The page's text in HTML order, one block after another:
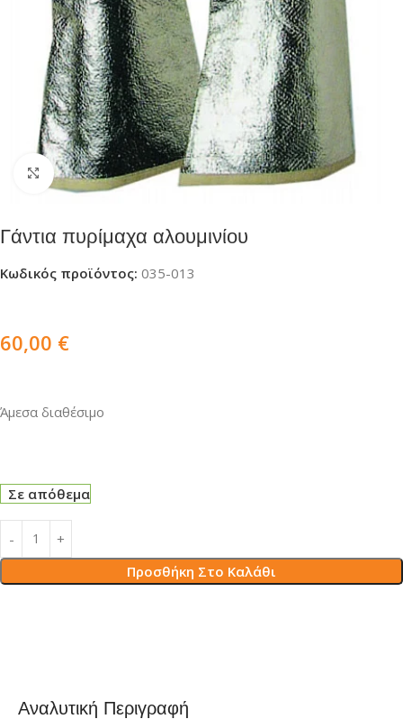
Click to enlarge
Γάντια πυρίμαχα αλουμινίου
Κωδικός προϊόντος: 035-013
60,00 €
Άμεσα διαθέσιμο
Σε απόθεμα
Προσθήκη Στο Καλάθι
Αναλυτική Περιγραφή